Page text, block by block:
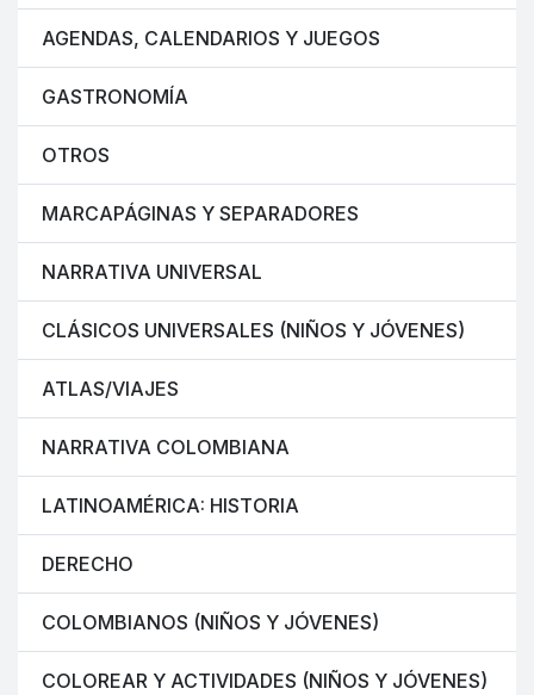
AGENDAS, CALENDARIOS Y JUEGOS
GASTRONOMÍA
OTROS
MARCAPÁGINAS Y SEPARADORES
NARRATIVA UNIVERSAL
CLÁSICOS UNIVERSALES (NIÑOS Y JÓVENES)
ATLAS/VIAJES
NARRATIVA COLOMBIANA
LATINOAMÉRICA: HISTORIA
DERECHO
COLOMBIANOS (NIÑOS Y JÓVENES)
COLOREAR Y ACTIVIDADES (NIÑOS Y JÓVENES)